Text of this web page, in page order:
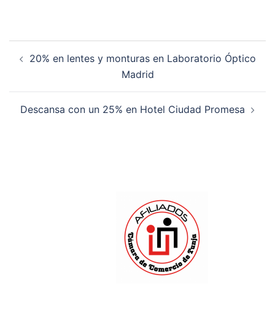
20% en lentes y monturas en Laboratorio Óptico
Madrid
Descansa con un 25% en Hotel Ciudad Promesa